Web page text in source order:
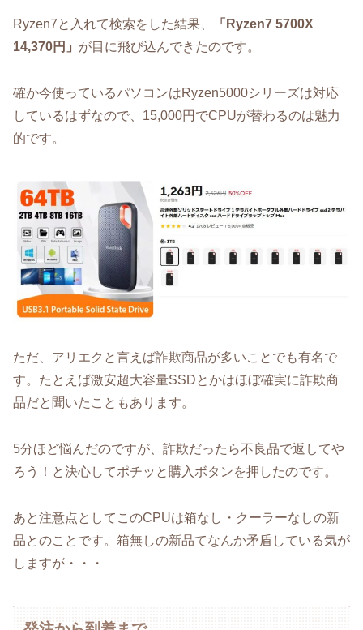
Ryzen7と入れて検索をした結果、
「Ryzen7 5700X
14,370円」 が目に飛び込んできたのです。
確か今使っているパソコンはRyzen5000シリーズは対応
しているはずなので、15,000円でCPUが替わるのは魅力
的です。
ただ、アリエクと言えば詐欺商品が多いことでも有名で
す。たとえば激安超大容量SSDとかはほぼ確実に詐欺商
品だと聞いたこともあります。
5分ほど悩んだのですが、詐欺だったら不良品で返してや
ろう！と決心してポチッと購入ボタンを押したのです。
あと注意点としてこのCPUは箱なし・クーラーなしの新
品とのことです。箱無しの新品てなんか矛盾している気が
しますが・・・